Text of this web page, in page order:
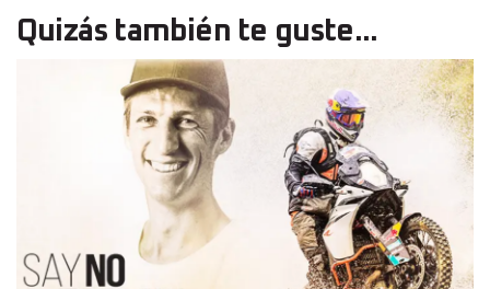
Quizás también te guste...